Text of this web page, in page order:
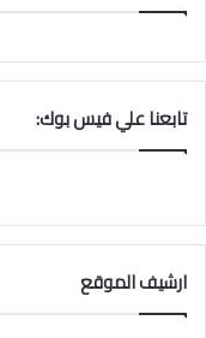
تابعنا علي فيس بوك:
ارشيف الموقع